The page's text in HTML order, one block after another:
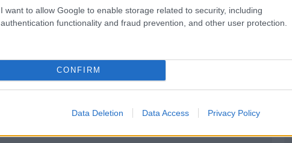
I want to allow Google to enable storage related to security, including
authentication functionality and fraud prevention, and other user protection.
CONFIRM
Data Deletion Data Access Privacy Policy